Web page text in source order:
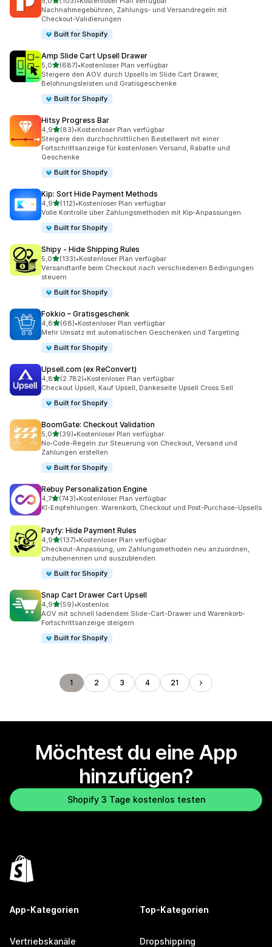
103 Rezensionen insgesamt
Nachnahmegebühren, Zahlungs- und Versandregeln mit
Checkout-Validierungen
Built for Shopify
Amp Slide Cart Upsell Drawer
5,0von 5 Sternen
(687)
687 Rezensionen insgesamt
•Kostenloser Plan verfügbar
Steigere den AOV durch Upsells im Slide Cart Drawer,
Belohnungsleisten und Gratisgeschenke
Built for Shopify
Hitsy Progress Bar
4,9von 5 Sternen
(83)
83 Rezensionen insgesamt
•Kostenloser Plan verfügbar
Steigere den durchschnittlichen Bestellwert mit einer
Fortschrittsanzeige für kostenlosen Versand, Rabatte und
Geschenke
Built for Shopify
Kip: Sort Hide Payment Methods
4,9von 5 Sternen
(112)
112 Rezensionen insgesamt
•Kostenloser Plan verfügbar
Volle Kontrolle über Zahlungsmethoden mit Kip-Anpassungen.
Built for Shopify
Shipy ‑ Hide Shipping Rules
5,0von 5 Sternen
(133)
133 Rezensionen insgesamt
•Kostenloser Plan verfügbar
Versandtarife beim Checkout nach verschiedenen Bedingungen
steuern
Built for Shopify
Fokkio – Gratisgeschenk
4,8von 5 Sternen
(68)
68 Rezensionen insgesamt
•Kostenloser Plan verfügbar
Mehr Umsatz mit automatischen Geschenken und Targeting.
Built for Shopify
Upsell.com (ex ReConvert)
4,8von 5 Sternen
(2.782)
2782 Rezensionen insgesamt
•Kostenloser Plan verfügbar
Checkout Upsell, Kauf Upsell, Dankeseite Upsell Cross Sell
Built for Shopify
BoomGate: Checkout Validation
5,0von 5 Sternen
(39)
39 Rezensionen insgesamt
•Kostenloser Plan verfügbar
No-Code-Regeln zur Steuerung von Checkout, Versand und
Zahlungen erstellen
Built for Shopify
Rebuy Personalization Engine
4,7von 5 Sternen
(743)
743 Rezensionen insgesamt
•Kostenloser Plan verfügbar
KI-Empfehlungen: Warenkorb, Checkout und Post-Purchase-Upsells
Payfy: Hide Payment Rules
4,9von 5 Sternen
(137)
137 Rezensionen insgesamt
•Kostenloser Plan verfügbar
Checkout-Anpassung, um Zahlungsmethoden neu anzuordnen,
umzubenennen und auszublenden.
Built for Shopify
Snap Cart Drawer Cart Upsell
4,9von 5 Sternen
(59)
59 Rezensionen insgesamt
•Kostenlos
AOV mit schnell ladendem Slide-Cart-Drawer und Warenkorb-
Fortschrittsanzeige steigern
Built for Shopify
1 2 3 4 21
Möchtest du eine App
hinzufügen?
Shopify 3 Tage kostenlos testen
App-Kategorien
Vertriebskanäle
Top-Kategorien
Dropshipping